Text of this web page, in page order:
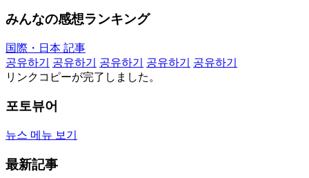
みんなの感想ランキング
国際・日本 記事
공유하기
공유하기 공유하기 공유하기
공유하기
リンクコピーが完了しました。
포토뷰어
뉴스 메뉴 보기
最新記事